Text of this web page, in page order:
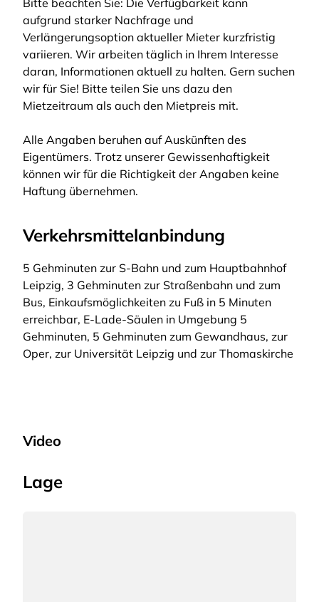
Bitte beachten Sie: Die Verfügbarkeit kann
aufgrund starker Nachfrage und
Verlängerungsoption aktueller Mieter kurzfristig
variieren. Wir arbeiten täglich in Ihrem Interesse
daran, Informationen aktuell zu halten. Gern suchen
wir für Sie! Bitte teilen Sie uns dazu den
Mietzeitraum als auch den Mietpreis mit.
Alle Angaben beruhen auf Auskünften des
Eigentümers. Trotz unserer Gewissenhaftigkeit
können wir für die Richtigkeit der Angaben keine
Haftung übernehmen.
Verkehrsmittelanbindung
5 Gehminuten zur S-Bahn und zum Hauptbahnhof
Leipzig, 3 Gehminuten zur Straßenbahn und zum
Bus, Einkaufsmöglichkeiten zu Fuß in 5 Minuten
erreichbar, E-Lade-Säulen in Umgebung 5
Gehminuten, 5 Gehminuten zum Gewandhaus, zur
Oper, zur Universität Leipzig und zur Thomaskirche
Video
Lage